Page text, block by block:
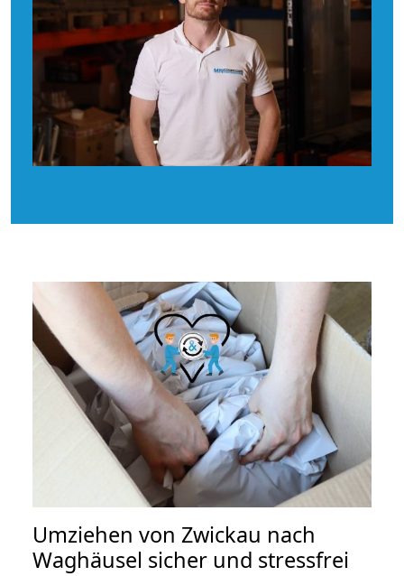
Umziehen von Zwickau nach
Waghäusel sicher und stressfrei